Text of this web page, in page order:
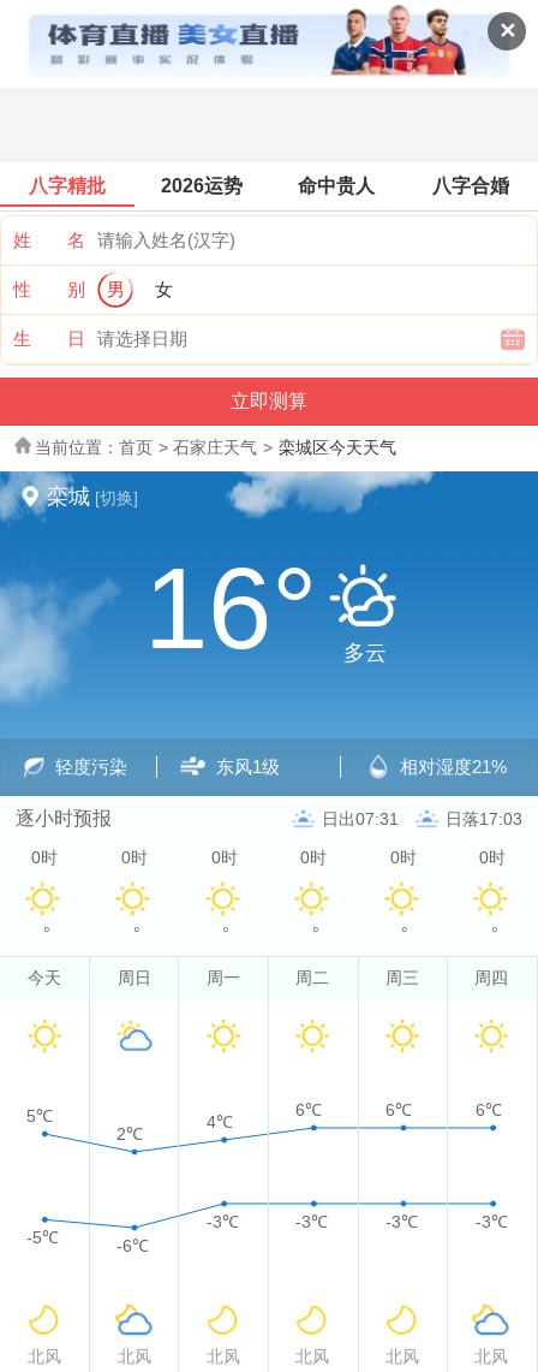
✕
全国天气
八字精批 2026运势 命中贵人 八字合婚
姓 名
性 别 男 女
生 日
当前位置： 首页 > 石家庄天气 > 栾城区今天天气
栾城 [切换]
16° 多云
轻度污染 东风1级 相对湿度21%
逐小时预报 日出07:31 日落17:03
0时
°
0时
°
0时
°
0时
°
0时
°
0时
°
今天 周日 周一 周二 周三 周四
5℃
2℃
4℃
6℃ 6℃ 6℃
-5℃ -6℃
-3℃ -3℃ -3℃ -3℃
北风 北风 北风 北风 北风
北风